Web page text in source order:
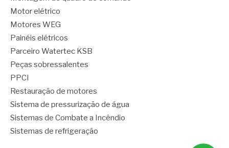
Motor elétrico
Motores WEG
Painéis elétricos
Parceiro Watertec KSB
Peças sobressalentes
PPCI
Restauração de motores
Sistema de pressurização de água
Sistemas de Combate a Incêndio
Sistemas de refrigeração